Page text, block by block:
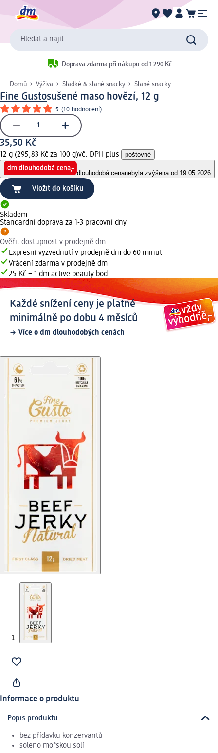
Hledat a najít
Doprava zdarma při nákupu od 1 290 Kč
Domů Výživa Sladké & slané snacky Slané snacky
Fine Gustosušené maso hovězí, 12 g
5 (10 hodnocení)
35,50 Kč
12 g (295,83 Kč za 100 g)vč. DPH plus poštovné
dlouhodobá cenanebyla zvýšena od 19.05.2026
Vložit do košíku
Skladem
Standardní doprava za 1-3 pracovní dny
Ověřit dostupnost v prodejně dm
Expresní vyzvednutí v prodejně dm do 60 minut
Vrácení zdarma v prodejně dm
25 Kč = 1 dm active beauty bod
Každé snížení ceny je platné
minimálně po dobu 4 měsíců
Více o dm dlouhodobých cenách
Informace o produktu
Popis produktu
bez přídavku konzervantů
soleno mořskou solí